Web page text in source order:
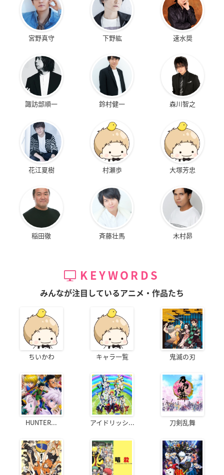
宮野真守 下野紘 速水奨
諏訪部順一 鈴村健一 森川智之
花江夏樹 村瀬歩 大塚芳忠
稲田徹 斉藤壮馬 木村昴
KEYWORDS
みんなが注目しているアニメ・作品たち
ちいかわ キャラ一覧 鬼滅の刃
HUNTER... アイドリッシ... 刀剣乱舞